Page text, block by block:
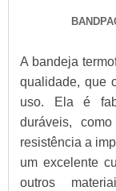
A bandeja
qualidade, que
uso. Ela é
duráveis,
resistência a
um excelente
outros